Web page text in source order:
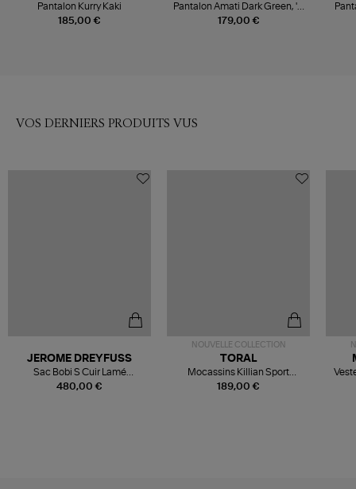
185,00 €
Pantalon Kurry Kaki
179,00 €
Pantalon Amati Dark Green, 'S
Max
VOS DERNIERS PRODUITS VUS
480,00 €
JEROME DREYFUSS
Sac Bobi S Cuir Lamé
Champagne
NOUVELLE COLLECTION
189,00 €
TORAL
Mocassins Killian Sport
Mousse